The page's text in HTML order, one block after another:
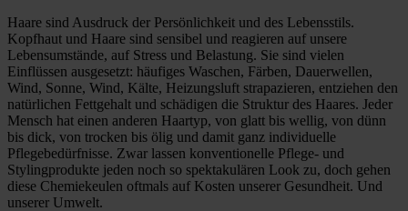
Haare sind Ausdruck der Persönlichkeit und des Lebensstils.
Kopfhaut und Haare sind sensibel und reagieren auf unsere
Lebensumstände, auf Stress und Belastung. Sie sind vielen
Einflüssen ausgesetzt: häufiges Waschen, Färben, Dauerwellen,
Wind, Sonne, Wind, Kälte, Heizungsluft strapazieren, entziehen den
natürlichen Fettgehalt und schädigen die Struktur des Haares. Jeder
Mensch hat einen anderen Haartyp, von glatt bis wellig, von dünn
bis dick, von trocken bis ölig und damit ganz individuelle
Pflegebedürfnisse. Zwar lassen konventionelle Pflege‐ und
Stylingprodukte jeden noch so spektakulären Look zu, doch gehen
diese Chemiekeulen oftmals auf Kosten unserer Gesundheit. Und
unserer Umwelt.